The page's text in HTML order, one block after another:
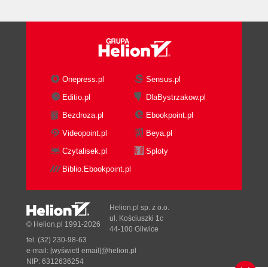
Rozdział 5. Prosty system pomiarowy czasu
Komunikacja z multimetrem (74)
Sterownik portu szeregowego (75)
Moduł obsługi multimetru (78)
Uwagi końcowe (85)
Rozdział 6. Podsumowanie (87)
przez system RTLinux (89)
Funkcje charakterystyczne dla systemu (89)
Podzbiór funkcji interfejsu POSIX,
implementowany przez wersję 3.1 (91)
Onepress.pl
Sensus.pl
Editio.pl
DlaBystrzakow.pl
Bezdroza.pl
Ebookpoint.pl
Videopoint.pl
Beya.pl
Czytalisek.pl
Sploty
Biblio.Ebookpoint.pl
© Helion.pl 1991-2026
Helion.pl sp. z o.o.
ul. Kościuszki 1c
44-100 Gliwice
tel. (32) 230-98-63
e-mail: [wyświetl email]@helion.pl
NIP: 6312636254